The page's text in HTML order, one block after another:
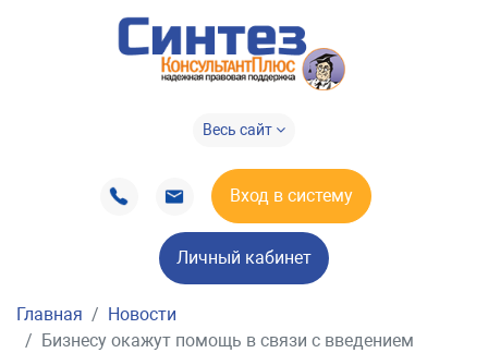
Весь сайт
Вход в систему
Личный кабинет
Главная
Новости
Бизнесу окажут помощь в связи с введением